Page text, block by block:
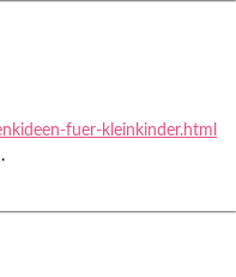
fuer-kleinkinder.html